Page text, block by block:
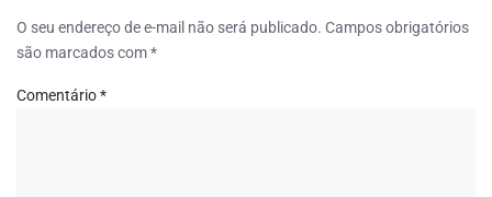
O seu endereço de e-mail não será publicado. Campos obrigatórios
são marcados com*
Comentário*